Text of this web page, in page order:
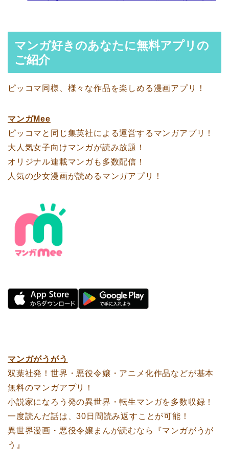
マンガ好きのあなたに無料アプリの
ご紹介
ピッコマ同様、様々な作品を楽しめる漫画アプリ！
マンガMee
ピッコマと同じ集英社による運営するマンガアプリ！
大人気女子向けマンガが読み放題！
オリジナル連載マンガも多数配信！
人気の少女漫画が読めるマンガアプリ！
マンガがうがう
双葉社発！世界・悪役令嬢・アニメ化作品などが基本
無料のマンガアプリ！
小説家になろう発の異世界・転生マンガを多数収録！
一度読んだ話は、30日間読み返すことが可能！
異世界漫画・悪役令嬢まんが読むなら『マンガがうが
う』